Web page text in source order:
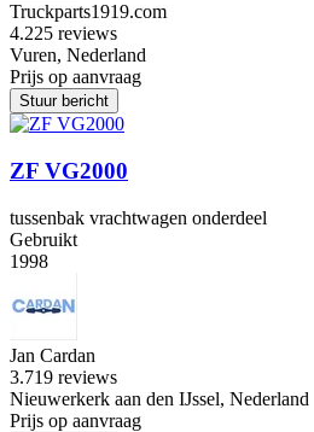
Truckparts1919.com
4.225 reviews
Vuren, Nederland
Prijs op aanvraag
Stuur bericht
ZF VG2000
tussenbak vrachtwagen onderdeel
Gebruikt
1998
Jan Cardan
3.719 reviews
Nieuwerkerk aan den IJssel, Nederland
Prijs op aanvraag